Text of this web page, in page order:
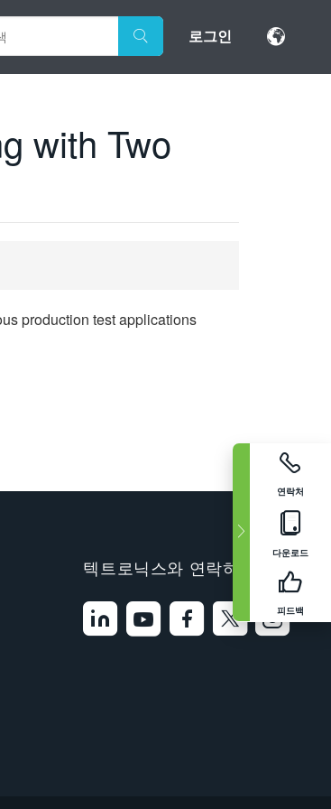
로그인
연락처
다운로드
피드백
with Two
production test applications
텍트로닉스와 연락하기